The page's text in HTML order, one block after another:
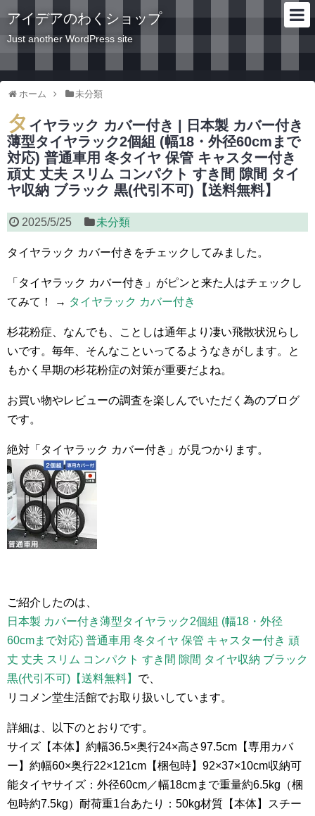
アイデアのわくショップ
Just another WordPress site
ホーム 未分類
タ イヤラック カバー付き | 日本製 カバー付き
薄型タイヤラック2個組 (幅18・外径60cmまで
対応) 普通車用 冬タイヤ 保管 キャスター付き
頑丈 丈夫 スリム コンパクト すき間 隙間 タイ
ヤ収納 ブラック 黒(代引不可)【送料無料】
2025/5/25 未分類
タイヤラック カバー付きをチェックしてみました。
「タイヤラック カバー付き」がピンと来た人はチェックし
てみて！ → タイヤラック カバー付き
杉花粉症、なんでも、ことしは通年より凄い飛散状況らし
いです。毎年、そんなこといってるようなきがします。と
もかく早期の杉花粉症の対策が重要だよね。
お買い物やレビューの調査を楽しんでいただく為のブログ
です。
絶対「タイヤラック カバー付き」が見つかります。
ご紹介したのは、
日本製 カバー付き薄型タイヤラック2個組 (幅18・外径
60cmまで対応) 普通車用 冬タイヤ 保管 キャスター付き 頑
丈 丈夫 スリム コンパクト すき間 隙間 タイヤ収納 ブラック
黒(代引不可)【送料無料】 で、
リコメン堂生活館でお取り扱いしています。
詳細は、以下のとおりです。
サイズ【本体】約幅36.5×奥行24×高さ97.5cm【専用カバ
ー】約幅60×奥行22×121cm【梱包時】92×37×10cm収納可
能タイヤサイズ：外径60cm／幅18cmまで重量約6.5kg（梱
包時約7.5kg）耐荷重1台あたり：50kg材質【本体】スチー